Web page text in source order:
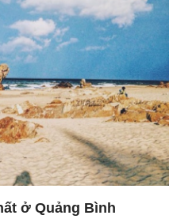
ở Quảng Bình